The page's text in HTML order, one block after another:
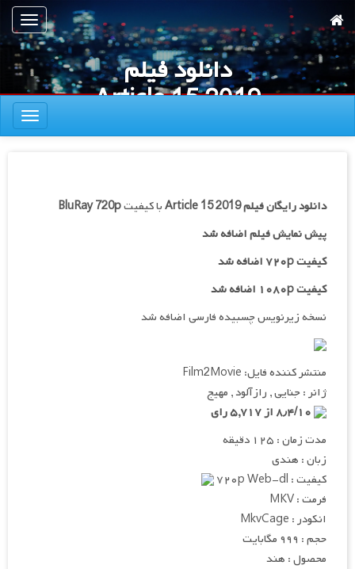
به
محتوای
اصلی
ناوبری
دانلود فیلم
Article 15 2019
ناوبری
دانلود رایگان فیلمArticle 15 2019با کیفیتBluRay 720p
پیش نمایش فیلم اضافه شد
کیفیت ۷۲۰p اضافه شد
کیفیت ۱۰۸۰p اضافه شد
نسخه زیرنویس چسبیده فارسی اضافه شد
منتشر کننده فایل: Film2Movie
ژانر : جنایی , رازآلود , مهیج
مدت زمان : ۱۲۵ دقیقه
زبان : هندی
کیفیت : ۷۲۰p Web-dl
فرمت : MKV
انکودر : MkvCage
حجم : ۹۹۹ مگابایت
محصول : هند